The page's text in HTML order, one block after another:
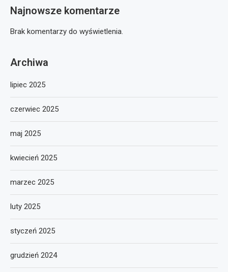
Najnowsze komentarze
Brak komentarzy do wyświetlenia.
Archiwa
lipiec 2025
czerwiec 2025
maj 2025
kwiecień 2025
marzec 2025
luty 2025
styczeń 2025
grudzień 2024